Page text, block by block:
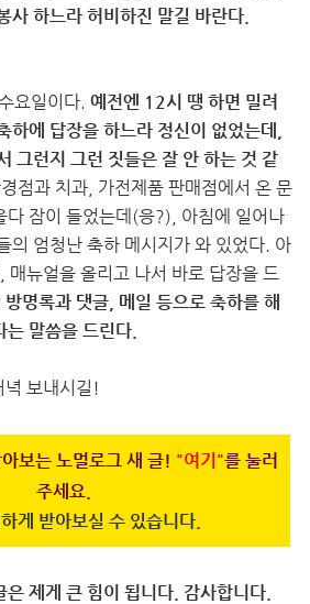
사 하느라 허비하진 말길 바란다.
요일이다. 예전엔 12시 땡 하면 밀려
하에 답장을 하느라 정신이 없었는데,
그런지 그런 짓들은 잘 안 하는 것 같
점과 치과, 가전제품 판매점에서 온 문
다 잠이 들었는데(응?), 아침에 일어나
의 엄청난 축하 메시지가 와 있었다. 아
매뉴얼을 올리고 나서 바로 답장을 드
방명록과 댓글, 메일 등으로 축하를 해
말씀을 드린다.
녁 보내시길!
보는 노멀로그 새 글! "여기"를 눌러
주세요.
게 받아보실 수 있습니다.
제게 큰 힘이 됩니다. 감사합니다.